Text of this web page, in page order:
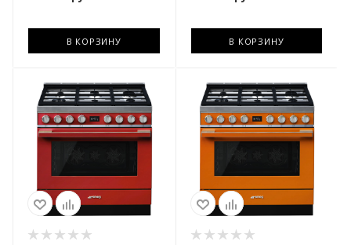
В КОРЗИНУ В КОРЗИНУ